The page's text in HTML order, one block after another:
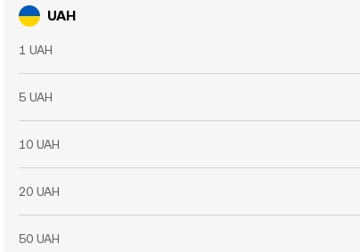
UAH
1 UAH
5 UAH
10 UAH
20 UAH
50 UAH